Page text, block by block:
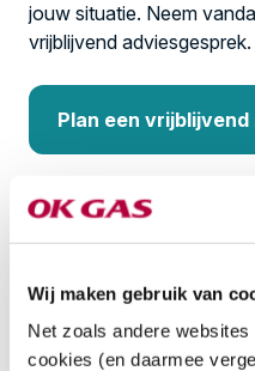
Wij maken gebruik van
Net zoals andere
cookies (en daarmee
jouw situatie. Neem
vrijblijvend adviesgesprek.
Plan een
Technische vraagstukken